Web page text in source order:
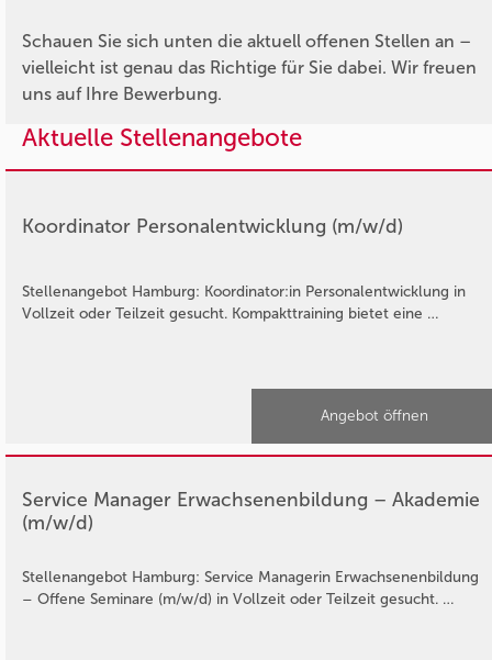
Schauen Sie sich unten die aktuell offenen Stellen an –
vielleicht ist genau das Richtige für Sie dabei. Wir freuen
uns auf Ihre Bewerbung.
Aktuelle Stellenangebote
Koordinator Personalentwicklung (m/w/d)
Stellenangebot Hamburg: Koordinator:in Personalentwicklung in
Vollzeit oder Teilzeit gesucht. Kompakttraining bietet eine …
Angebot öffnen
Service Manager Erwachsenenbildung – Akademie
(m/w/d)
Stellenangebot Hamburg: Service Managerin Erwachsenenbildung
– Offene Seminare (m/w/d) in Vollzeit oder Teilzeit gesucht. …